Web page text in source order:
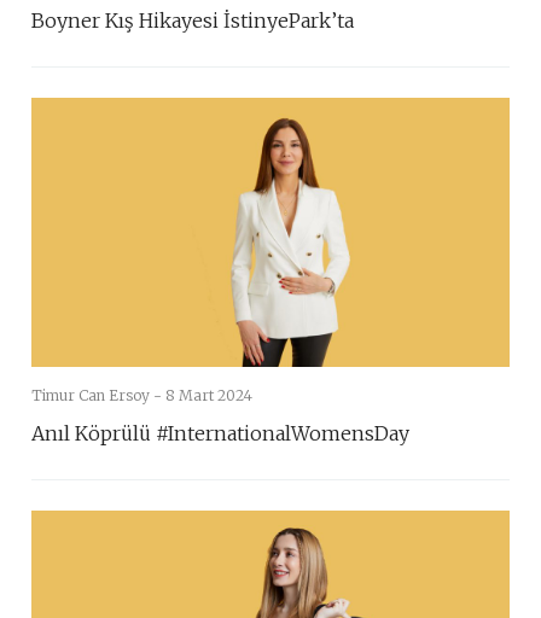
Boyner Kış Hikayesi İstinyePark’ta
Timur Can Ersoy - 8 Mart 2024
Anıl Köprülü #InternationalWomensDay